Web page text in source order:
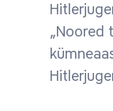
„Noored